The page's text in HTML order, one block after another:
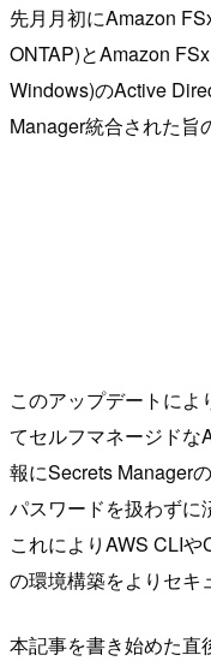
先月月初にAmazon
ONTAP)とAmazon
Windows)のActive
Manager統合された旨
このアップデートに
てセルフマネージドな
報にSecrets Manager
パスワードを扱わずに
これによりAWS CLI
の環境構築をよりセキ
本記事を書き始めた直